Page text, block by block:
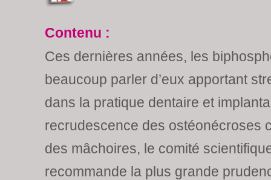
Contenu :
Ces dernières années, les
beaucoup parler d’eux apportant
dans la pratique dentaire et
recrudescence des ostéonécroses
des mâchoires, le comité
recommande la plus grande